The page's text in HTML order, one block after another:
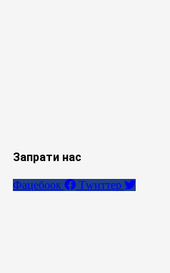
Запрати нас
Фацебоок Тwиттер